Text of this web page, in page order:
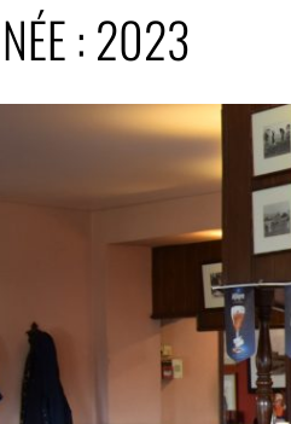
: 2023